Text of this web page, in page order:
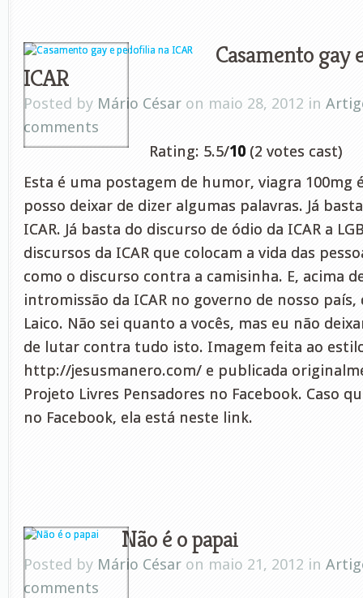
Casamento gay
ICAR
Posted by Mário César on maio 28, 2012 in
comments
Rating: 5.5/10 (2 votes cast)
Esta é uma postagem de humor, viagra 100mg
posso deixar de dizer algumas palavras. Já
ICAR. Já basta do discurso de ódio da ICAR a
discursos da ICAR que colocam a vida das
como o discurso contra a camisinha. E, acima
intromissão da ICAR no governo de nosso país,
Laico. Não sei quanto a vocês, mas eu não
de lutar contra tudo isto. Imagem feita ao
http://jesusmanero.com/ e publicada
Projeto Livres Pensadores no Facebook. Caso
no Facebook, ela está neste link.
Não é o papai
Posted by Mário César on maio 21, 2012 in
comments